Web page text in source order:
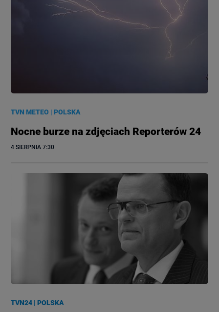
TVN METEO |POLSKA
Nocne burze na zdjęciach Reporterów 24
4 SIERPNIA 7:30
TVN24 |POLSKA